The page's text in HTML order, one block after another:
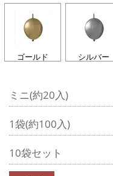
ゴールド シルバー
ミニ(約20入)
1袋(約100入)
10袋セット